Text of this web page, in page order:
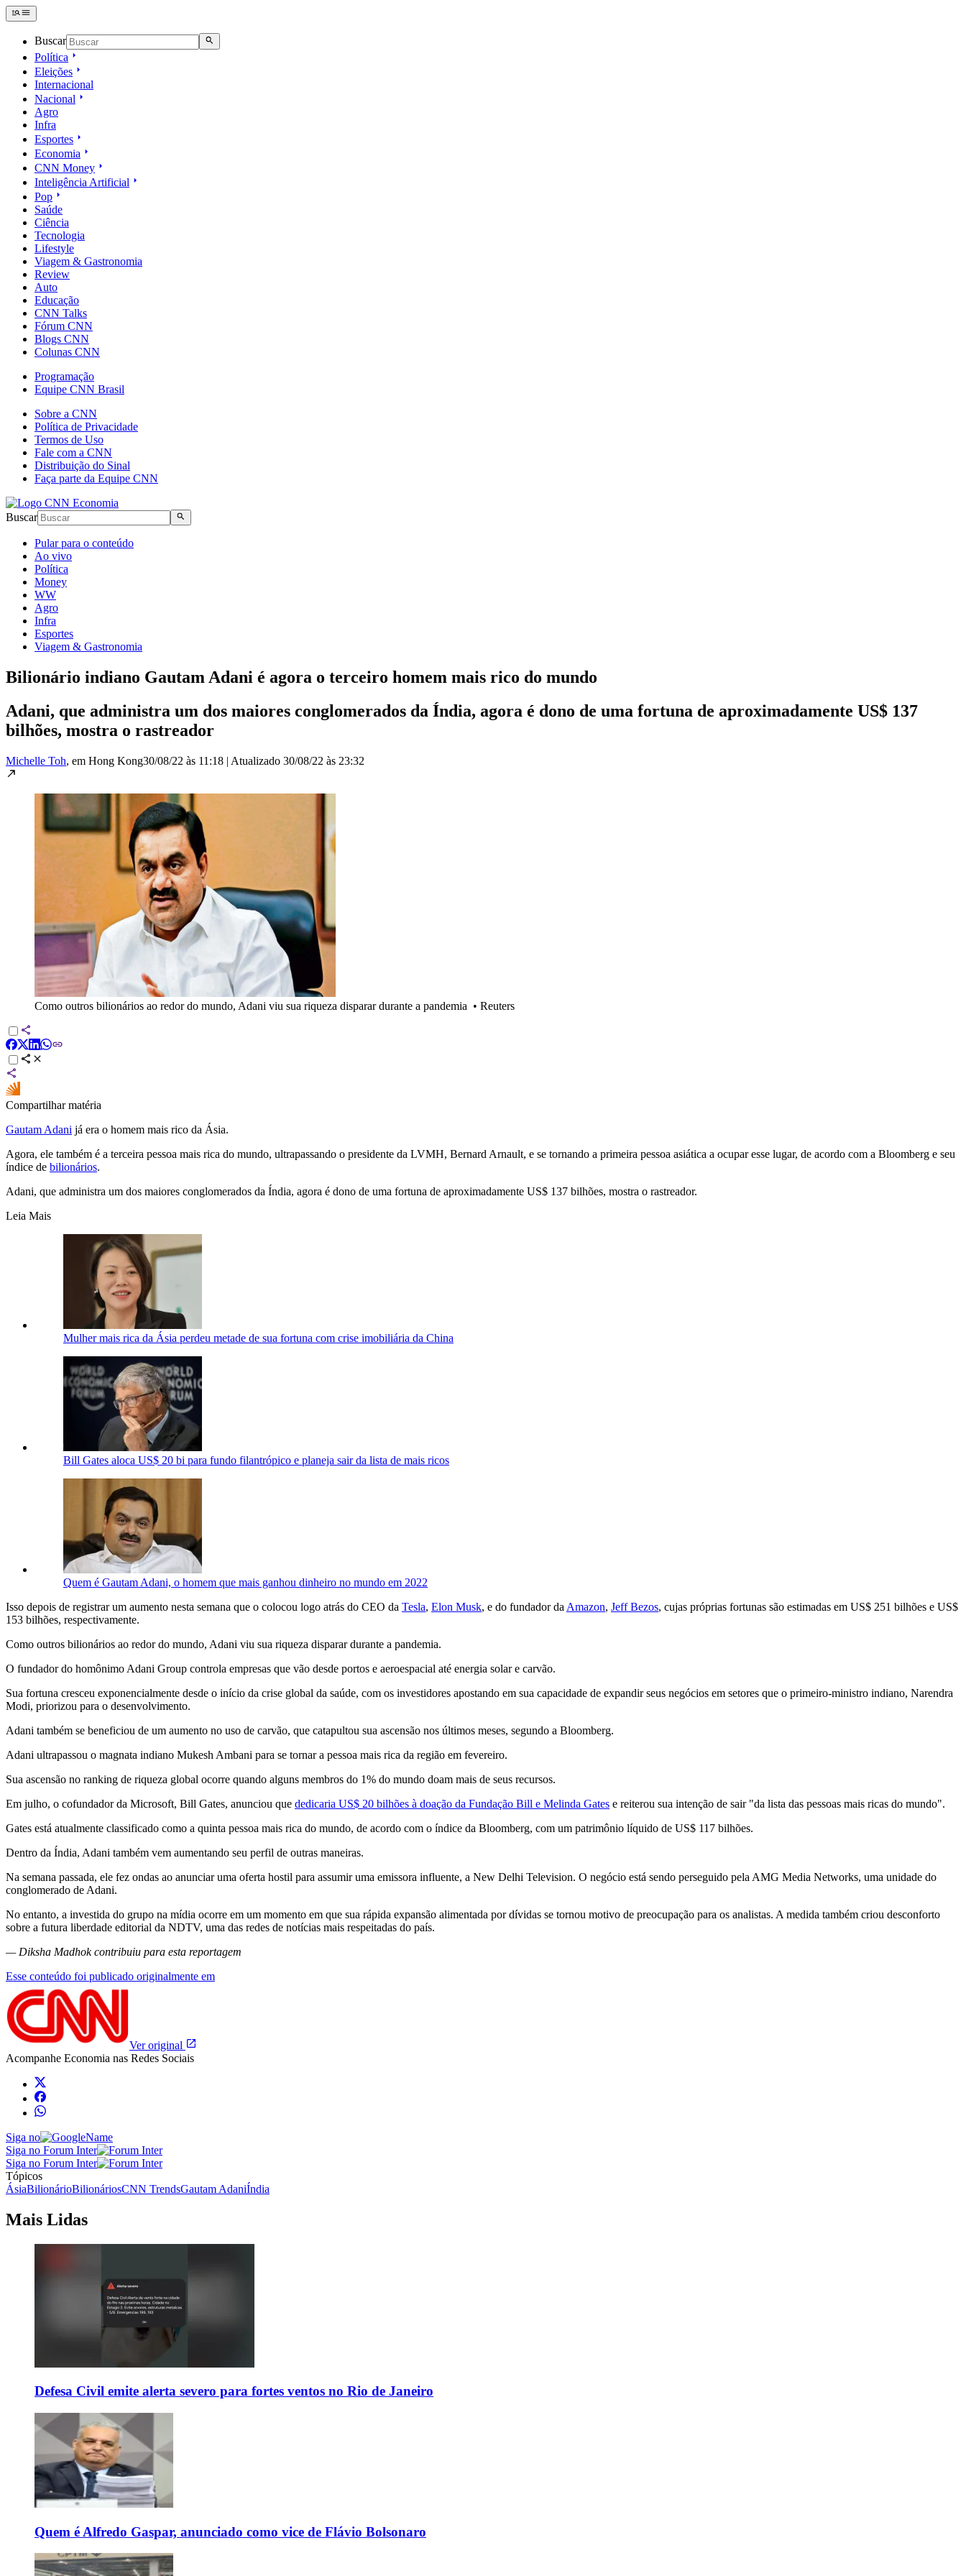
Buscar
Política
Eleições
Internacional
Nacional
Agro
Infra
Esportes
Economia
CNN Money
Inteligência Artificial
Pop
Saúde
Ciência
Tecnologia
Lifestyle
Viagem & Gastronomia
Review
Auto
Educação
CNN Talks
Fórum CNN
Blogs CNN
Colunas CNN
Programação
Equipe CNN Brasil
Sobre a CNN
Política de Privacidade
Termos de Uso
Fale com a CNN
Distribuição do Sinal
Faça parte da Equipe CNN
Buscar
Pular para o conteúdo
Ao vivo
Política
Money
WW
Agro
Infra
Esportes
Viagem & Gastronomia
Bilionário indiano Gautam Adani é agora o terceiro homem mais rico do mundo
Adani, que administra um dos maiores conglomerados da Índia, agora é dono de uma fortuna de aproximadamente US$ 137
bilhões, mostra o rastreador
Michelle Toh, em Hong Kong30/08/22 às 11:18 | Atualizado 30/08/22 às 23:32
Como outros bilionários ao redor do mundo, Adani viu sua riqueza disparar durante a pandemia • Reuters
Compartilhar matéria
Gautam Adani já era o homem mais rico da Ásia.
Agora, ele também é a terceira pessoa mais rica do mundo, ultrapassando o presidente da LVMH, Bernard Arnault, e se tornando a primeira pessoa asiática a ocupar esse lugar, de acordo com a Bloomberg e seu
índice de bilionários.
Adani, que administra um dos maiores conglomerados da Índia, agora é dono de uma fortuna de aproximadamente US$ 137 bilhões, mostra o rastreador.
Leia Mais
Mulher mais rica da Ásia perdeu metade de sua fortuna com crise imobiliária da China
Bill Gates aloca US$ 20 bi para fundo filantrópico e planeja sair da lista de mais ricos
Quem é Gautam Adani, o homem que mais ganhou dinheiro no mundo em 2022
Isso depois de registrar um aumento nesta semana que o colocou logo atrás do CEO da Tesla, Elon Musk, e do fundador da Amazon, Jeff Bezos, cujas próprias fortunas são estimadas em US$ 251 bilhões e US$
153 bilhões, respectivamente.
Como outros bilionários ao redor do mundo, Adani viu sua riqueza disparar durante a pandemia.
O fundador do homônimo Adani Group controla empresas que vão desde portos e aeroespacial até energia solar e carvão.
Sua fortuna cresceu exponencialmente desde o início da crise global da saúde, com os investidores apostando em sua capacidade de expandir seus negócios em setores que o primeiro-ministro indiano, Narendra
Modi, priorizou para o desenvolvimento.
Adani também se beneficiou de um aumento no uso de carvão, que catapultou sua ascensão nos últimos meses, segundo a Bloomberg.
Adani ultrapassou o magnata indiano Mukesh Ambani para se tornar a pessoa mais rica da região em fevereiro.
Sua ascensão no ranking de riqueza global ocorre quando alguns membros do 1% do mundo doam mais de seus recursos.
Em julho, o cofundador da Microsoft, Bill Gates, anunciou que dedicaria US$ 20 bilhões à doação da Fundação Bill e Melinda Gates e reiterou sua intenção de sair "da lista das pessoas mais ricas do mundo".
Gates está atualmente classificado como a quinta pessoa mais rica do mundo, de acordo com o índice da Bloomberg, com um patrimônio líquido de US$ 117 bilhões.
Dentro da Índia, Adani também vem aumentando seu perfil de outras maneiras.
Na semana passada, ele fez ondas ao anunciar uma oferta hostil para assumir uma emissora influente, a New Delhi Television. O negócio está sendo perseguido pela AMG Media Networks, uma unidade do
conglomerado de Adani.
No entanto, a investida do grupo na mídia ocorre em um momento em que sua rápida expansão alimentada por dívidas se tornou motivo de preocupação para os analistas. A medida também criou desconforto
sobre a futura liberdade editorial da NDTV, uma das redes de notícias mais respeitadas do país.
— Diksha Madhok contribuiu para esta reportagem
Esse conteúdo foi publicado originalmente em
Ver original
Acompanhe Economia nas Redes Sociais
Siga no
Siga no Forum Inter
Siga no Forum Inter
Tópicos
ÁsiaBilionárioBilionáriosCNN TrendsGautam AdaniÍndia
Mais Lidas
Defesa Civil emite alerta severo para fortes ventos no Rio de Janeiro
Quem é Alfredo Gaspar, anunciado como vice de Flávio Bolsonaro